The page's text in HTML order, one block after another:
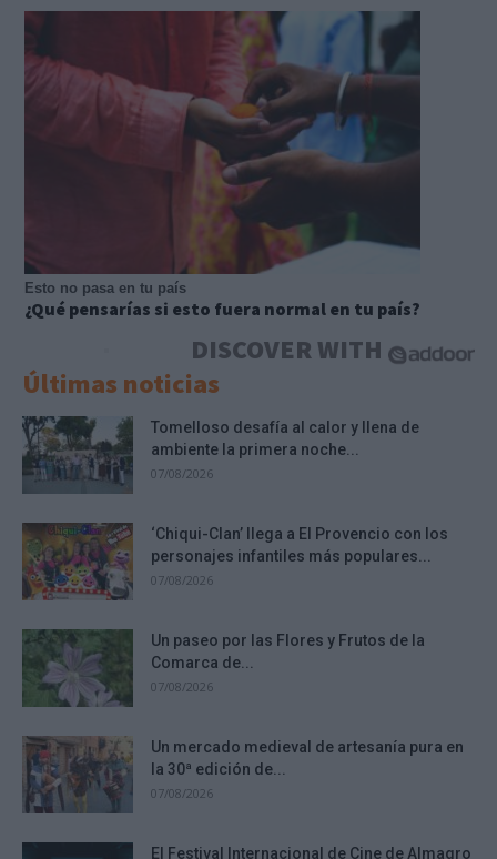
Esto no pasa en tu país
¿Qué pensarías si esto fuera normal en tu país?
DISCOVER WITH
Últimas noticias
Tomelloso desafía al calor y llena de
ambiente la primera noche...
07/08/2026
‘Chiqui-Clan’ llega a El Provencio con los
personajes infantiles más populares...
07/08/2026
Un paseo por las Flores y Frutos de la
Comarca de...
07/08/2026
Un mercado medieval de artesanía pura en
la 30ª edición de...
07/08/2026
El Festival Internacional de Cine de Almagro